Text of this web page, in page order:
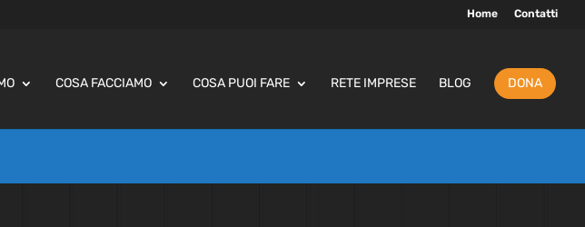
Home Contatti
COSA FACCIAMO COSA PUOI FARE RETE IMPRESE BLOG DONA